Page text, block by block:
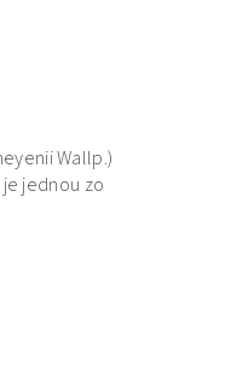
Wallp.)
jednou zo